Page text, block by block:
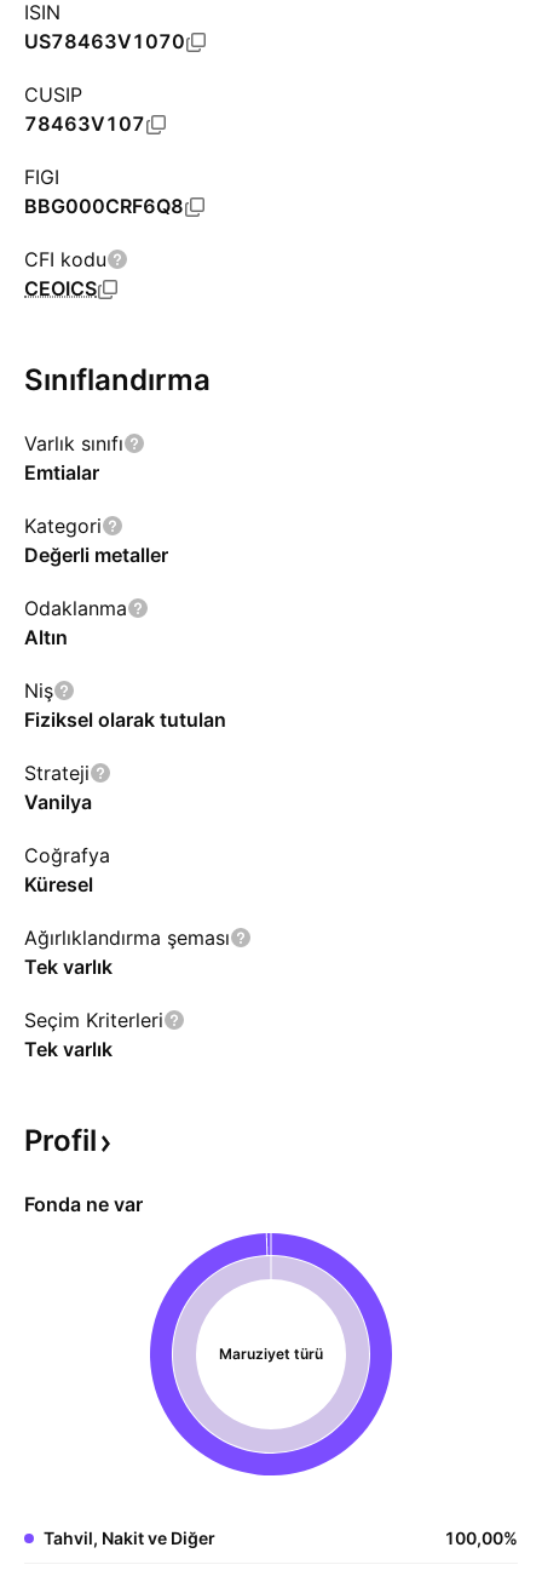
ISIN
US78463V1070
CUSIP
78463V107
FIGI
BBG000CRF6Q8
CFI kodu
CEOICS
Sınıflandırma
Varlık sınıfı
Emtialar
Kategori
Değerli metaller
Odaklanma
Altın
Niş
Fiziksel olarak tutulan
Strateji
Vanilya
Coğrafya
Küresel
Ağırlıklandırma şeması
Tek varlık
Seçim Kriterleri
Tek varlık
Profil
Fonda ne var
Maruziyet türü
Tahvil, Nakit ve Diğer 100,00%